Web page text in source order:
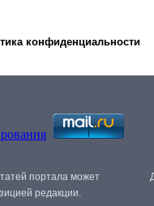
конфиденциальности
портала может
редакции.